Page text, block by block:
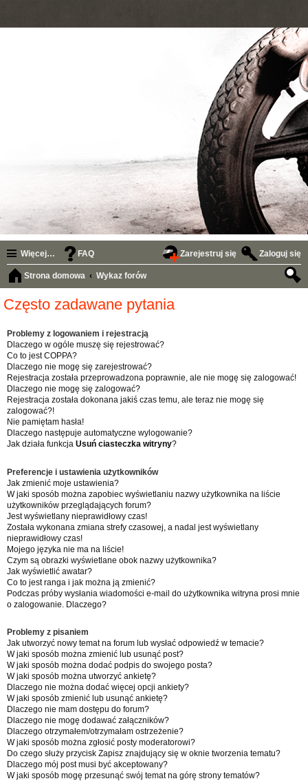
Więcej… FAQ Zaloguj się
Zarejestruj się
Strona domowa
Wykaz forów
Często zadawane pytania
Problemy z logowaniem i rejestracją
Dlaczego w ogóle muszę się rejestrować?
Co to jest COPPA?
Dlaczego nie mogę się zarejestrować?
Rejestracja została przeprowadzona poprawnie, ale nie mogę się zalogować!
Dlaczego nie mogę się zalogować?
Rejestracja została dokonana jakiś czas temu, ale teraz nie mogę się
zalogować?!
Nie pamiętam hasła!
Dlaczego następuje automatyczne wylogowanie?
Jak działa funkcja Usuń ciasteczka witryny?
Preferencje i ustawienia użytkowników
Jak zmienić moje ustawienia?
W jaki sposób można zapobiec wyświetlaniu nazwy użytkownika na liście
użytkowników przeglądających forum?
Jest wyświetlany nieprawidłowy czas!
Została wykonana zmiana strefy czasowej, a nadal jest wyświetlany
nieprawidłowy czas!
Mojego języka nie ma na liście!
Czym są obrazki wyświetlane obok nazwy użytkownika?
Jak wyświetlić awatar?
Co to jest ranga i jak można ją zmienić?
Podczas próby wysłania wiadomości e-mail do użytkownika witryna prosi mnie
o zalogowanie. Dlaczego?
Problemy z pisaniem
Jak utworzyć nowy temat na forum lub wysłać odpowiedź w temacie?
W jaki sposób można zmienić lub usunąć post?
W jaki sposób można dodać podpis do swojego posta?
W jaki sposób można utworzyć ankietę?
Dlaczego nie można dodać więcej opcji ankiety?
W jaki sposób zmienić lub usunąć ankietę?
Dlaczego nie mam dostępu do forum?
Dlaczego nie mogę dodawać załączników?
Dlaczego otrzymałem/otrzymałam ostrzeżenie?
W jaki sposób można zgłosić posty moderatorowi?
Do czego służy przycisk Zapisz znajdujący się w oknie tworzenia tematu?
Dlaczego mój post musi być akceptowany?
W jaki sposób mogę przesunąć swój temat na górę strony tematów?